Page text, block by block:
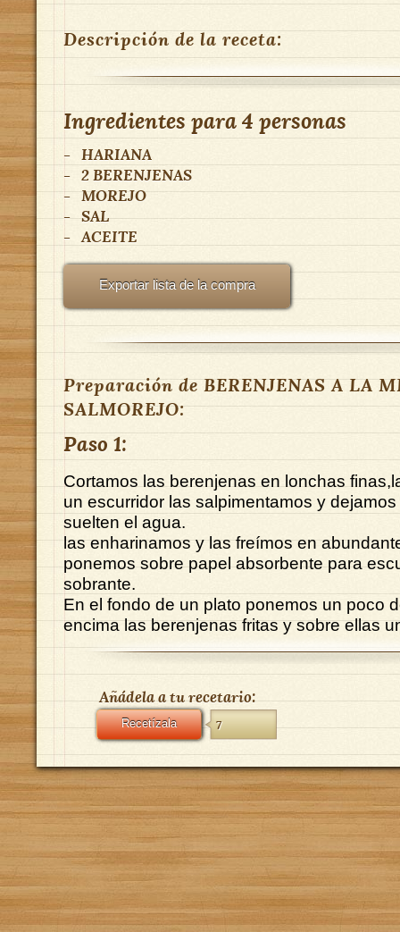
Descripción de la receta:
Ingredientes para4 personas
- HARIANA
- 2BERENJENAS
- MOREJO
- SAL
- ACEITE
Exportar lista de la compra
Preparación de BERENJENAS A LA
SALMOREJO:
Paso 1:
Cortamos las berenjenas en lonchas
un escurridor las salpimentamos y
suelten el agua.
las enharinamos y las freímos en
ponemos sobre papel absorbente para
sobrante.
En el fondo de un plato ponemos un poco
encima las berenjenas fritas y sobre ellas
Añádela a tu recetario:
Recetízala 7